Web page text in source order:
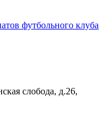
слобода, д.26,